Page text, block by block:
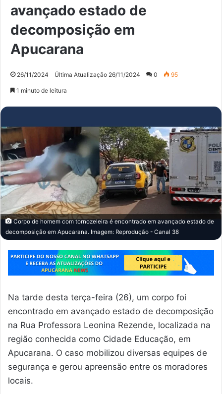
avançado estado de
decomposição em
Apucarana
26/11/2024 Última Atualização 26/11/2024 0 95
1 minuto de leitura
Corpo de homem com tornozeleira é encontrado em avançado estado de
decomposição em Apucarana. Imagem: Reprodução - Canal 38
Na tarde desta terça-feira (26), um corpo foi
encontrado em avançado estado de decomposição
na Rua Professora Leonina Rezende, localizada na
região conhecida como Cidade Educação, em
Apucarana. O caso mobilizou diversas equipes de
segurança e gerou apreensão entre os moradores
locais.